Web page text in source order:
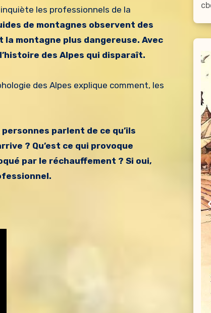
les professionnels de la
de montagnes observent des
montagne plus dangereuse. Avec
des Alpes qui disparaît.
des Alpes explique comment, les
parlent de ce qu’ils
? Qu’est ce qui provoque
par le réchauffement ? Si oui,